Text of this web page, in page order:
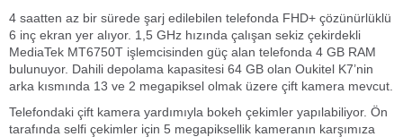
4 saatten az bir sürede şarj edilebilen telefonda FHD+ çözünürlüklü
6 inç ekran yer alıyor. 1,5 GHz hızında çalışan sekiz çekirdekli
MediaTek MT6750T işlemcisinden güç alan telefonda 4 GB RAM
bulunuyor. Dahili depolama kapasitesi 64 GB olan Oukitel K7’nin
arka kısmında 13 ve 2 megapiksel olmak üzere çift kamera mevcut.
Telefondaki çift kamera yardımıyla bokeh çekimler yapılabiliyor. Ön
tarafında selfi çekimler için 5 megapiksellik kameranın karşımıza